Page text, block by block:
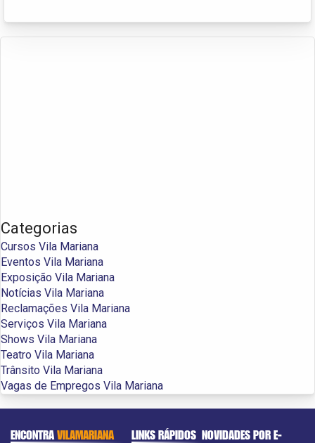
Categorias
Cursos Vila Mariana
Eventos Vila Mariana
Exposição Vila Mariana
Notícias Vila Mariana
Reclamações Vila Mariana
Serviços Vila Mariana
Shows Vila Mariana
Teatro Vila Mariana
Trânsito Vila Mariana
Vagas de Empregos Vila Mariana
ENCONTRAVILAMARIANA LINKS RÁPIDOS NOVIDADES POR E-